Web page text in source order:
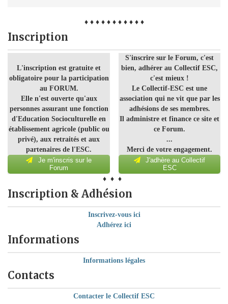
♦ ♦ ♦ ♦ ♦ ♦ ♦ ♦ ♦ ♦ ♦
Inscription
L'inscription est gratuite et
obligatoire pour la participation
au FORUM.
Elle n'est ouverte qu'aux
personnes assurant une fonction
d'Education Socioculturelle en
établissement agricole (public ou
privé), aux retraités et aux
partenaires de l'ESC.
Je m'inscris sur le
Forum
S'inscrire sur le Forum, c'est
bien, adhérer au Collectif ESC,
c'est mieux !
Le Collectif-ESC est une
association qui ne vit que par les
adhésions de ses membres.
Il administre et finance ce site et
ce Forum.
...
Merci de votre engagement.
J'adhère au Collectif
ESC
♦ ♦ ♦
Inscription & Adhésion
Inscrivez-vous ici
Adhérez ici
Informations
Informations légales
Contacts
Contacter le Collectif ESC